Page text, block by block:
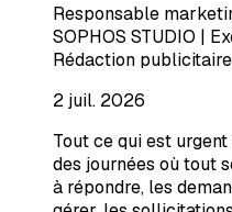
Responsable
SOPHOS STUDIO |
Rédaction publicitaire
2 juil. 2026
Tout ce qui est
des journées où tout
à répondre, les